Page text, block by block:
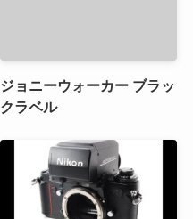
ジョニーウォーカー ブラッ
クラベル